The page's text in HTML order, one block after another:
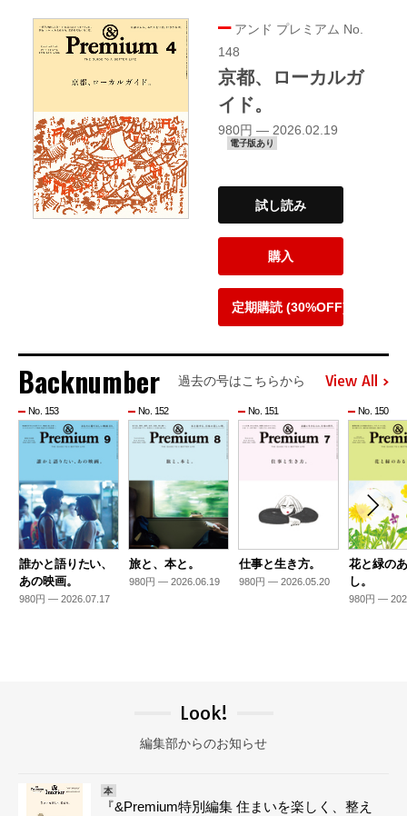
アンド プレミアム No.
148
京都、ローカルガ
イド。
980円 — 2026.02.19
電子版あり
試し読み
購入
定期購読 (30%OFF)
Backnumber 過去の号はこちらから View All
No. 153
誰かと語りたい、
あの映画。
980円 — 2026.07.17
No. 152
旅と、本と。
980円 — 2026.06.19
No. 151
仕事と生き方。
980円 — 2026.05.20
No. 150
花と緑の
し。
980円 —
Look!
編集部からのお知らせ
本
『&Premium特別編集 住まいを楽しく、整え